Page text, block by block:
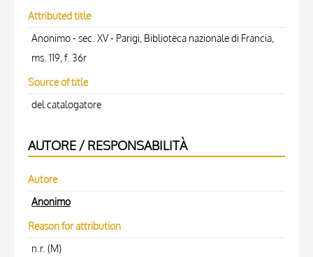
Attributed title
Anonimo - sec. XV - Parigi, Biblioteca nazionale di Francia,
ms. 119, f. 36r
Source of title
del catalogatore
AUTORE / RESPONSABILITÀ
Autore
Anonimo
Reason for attribution
n.r. (M)